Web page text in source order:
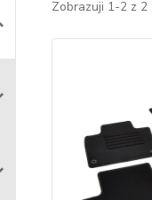
Zobrazuji 1-2 z 2